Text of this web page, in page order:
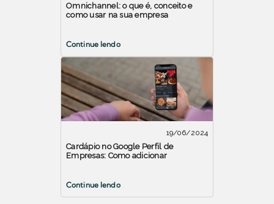
Omnichannel: o que é, conceito e
como usar na sua empresa
Continue lendo
19/06/2024
Cardápio no Google Perfil de
Empresas: Como adicionar
Continue lendo